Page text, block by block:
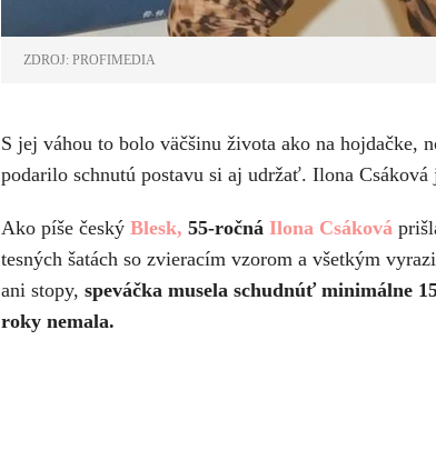
ZDROJ: PROFIMEDIA
S jej váhou to bolo väčšinu života ako na hojdačke,
podarilo schnutú postavu si aj udržať. Ilona
Ako píše český Blesk, 55-ročná Ilona Csáková
tesných šatách so zvieracím vzorom a všetkým
ani stopy, speváčka musela schudnúť minimálne
roky nemala.